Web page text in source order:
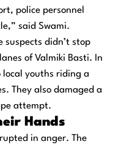
police personnel
said Swami.
suspects didn’t stop
of Valmiki Basti. In
youths riding a
They also damaged a
attempt.
Hands
in anger. The